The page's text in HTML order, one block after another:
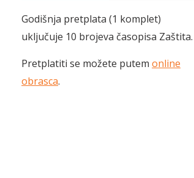
Godišnja pretplata (1 komplet)
uključuje 10 brojeva časopisa Zaštita.
Pretplatiti se možete putem online
obrasca.